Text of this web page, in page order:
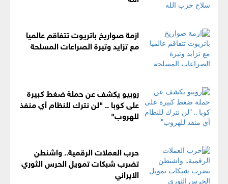
ازمة صواريخ باتريوت تتفاقم عالميا
مع تزايد وتيرة الصراعات المسلحة
روبيو يكشف عن حملة ضغط كبيرة
على كوبا .. "لن نترك للنظام أي منفذ
للهروب"
حرب العملات الرقمية.. واشنطن
تضرب شبكات تمويل الحرس الثوري
الايراني